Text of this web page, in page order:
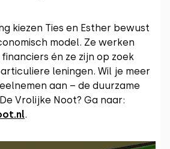
kiezen Ties en Esther bewust
model. Ze werken
én ze zijn op zoek
leningen. Wil je meer
aan – de duurzame
Vrolijke Noot? Ga naar:
.